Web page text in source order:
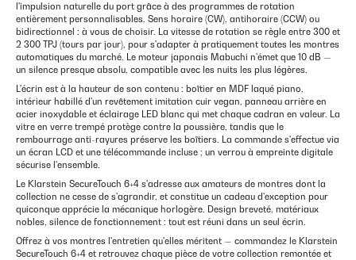
l'impulsion naturelle du port grâce à des programmes de rotation
entièrement personnalisables. Sens horaire (CW), antihoraire (CCW) ou
bidirectionnel : à vous de choisir. La vitesse de rotation se règle entre 300 et
2 300 TPJ (tours par jour), pour s'adapter à pratiquement toutes les montres
automatiques du marché. Le moteur japonais Mabuchi n'émet que 10 dB —
un silence presque absolu, compatible avec les nuits les plus légères.
L'écrin est à la hauteur de son contenu : boîtier en MDF laqué piano,
intérieur habillé d'un revêtement imitation cuir vegan, panneau arrière en
acier inoxydable et éclairage LED blanc qui met chaque cadran en valeur. La
vitre en verre trempé protège contre la poussière, tandis que le
rembourrage anti-rayures préserve les boîtiers. La commande s'effectue via
un écran LCD et une télécommande incluse ; un verrou à empreinte digitale
sécurise l'ensemble.
Le Klarstein SecureTouch 6+4 s'adresse aux amateurs de montres dont la
collection ne cesse de s'agrandir, et constitue un cadeau d'exception pour
quiconque apprécie la mécanique horlogère. Design breveté, matériaux
nobles, silence de fonctionnement : tout est réuni dans un seul écrin.
Offrez à vos montres l'entretien qu'elles méritent — commandez le Klarstein
SecureTouch 6+4 et retrouvez chaque pièce de votre collection remontée et